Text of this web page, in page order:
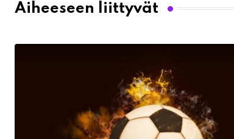
Aiheeseen liittyvät